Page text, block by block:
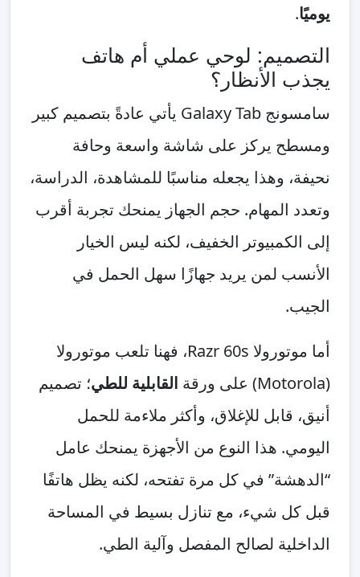
يوميًا.
التصميم: لوحي عملي أم هاتف
يجذب الأنظار؟
سامسونج Galaxy Tab يأتي عادةً بتصميم كبير
ومسطح يركز على شاشة واسعة وحافة
نحيفة، وهذا يجعله مناسبًا للمشاهدة، الدراسة،
وتعدد المهام. حجم الجهاز يمنحك تجربة أقرب
إلى الكمبيوتر الخفيف، لكنه ليس الخيار
الأنسب لمن يريد جهازًا سهل الحمل في
الجيب.
أما موتورولا Razr 60s، فهنا تلعب موتورولا
(Motorola) على ورقة
القابلية للطي؛ تصميم
أنيق، قابل للإغلاق، وأكثر ملاءمة للحمل
اليومي. هذا النوع من الأجهزة يمنحك عامل
“الدهشة” في كل مرة تفتحه، لكنه يظل هاتفًا
قبل كل شيء، مع تنازل بسيط في المساحة
الداخلية لصالح المفصل وآلية الطي.